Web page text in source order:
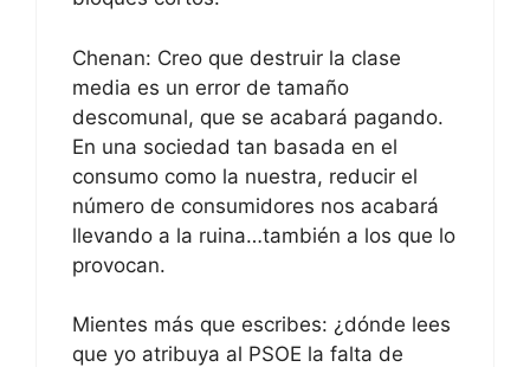
Chenan: Creo que destruir la clase
media es un error de tamaño
descomunal, que se acabará pagando.
En una sociedad tan basada en el
consumo como la nuestra, reducir el
número de consumidores nos acabará
llevando a la ruina…también a los que lo
provocan.
Mientes más que escribes: ¿dónde lees
que yo atribuya al PSOE la falta de